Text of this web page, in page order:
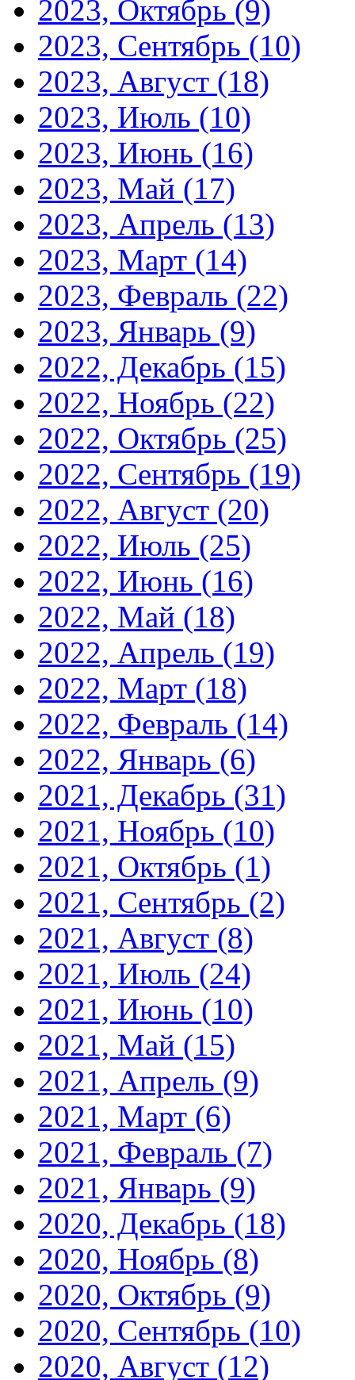
2023, Октябрь (9)
2023, Сентябрь (10)
2023, Август (18)
2023, Июль (10)
2023, Июнь (16)
2023, Май (17)
2023, Апрель (13)
2023, Март (14)
2023, Февраль (22)
2023, Январь (9)
2022, Декабрь (15)
2022, Ноябрь (22)
2022, Октябрь (25)
2022, Сентябрь (19)
2022, Август (20)
2022, Июль (25)
2022, Июнь (16)
2022, Май (18)
2022, Апрель (19)
2022, Март (18)
2022, Февраль (14)
2022, Январь (6)
2021, Декабрь (31)
2021, Ноябрь (10)
2021, Октябрь (1)
2021, Сентябрь (2)
2021, Август (8)
2021, Июль (24)
2021, Июнь (10)
2021, Май (15)
2021, Апрель (9)
2021, Март (6)
2021, Февраль (7)
2021, Январь (9)
2020, Декабрь (18)
2020, Ноябрь (8)
2020, Октябрь (9)
2020, Сентябрь (10)
2020, Август (12)